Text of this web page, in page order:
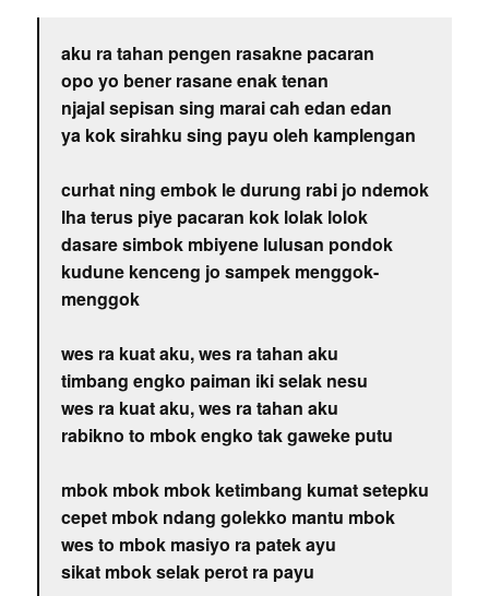
aku ra tahan pengen rasakne pacaran
opo yo bener rasane enak tenan
njajal sepisan sing marai cah edan edan
ya kok sirahku sing payu oleh kamplengan
curhat ning embok le durung rabi jo ndemok
lha terus piye pacaran kok lolak lolok
dasare simbok mbiyene lulusan pondok
kudune kenceng jo sampek menggok-
menggok
wes ra kuat aku, wes ra tahan aku
timbang engko paiman iki selak nesu
wes ra kuat aku, wes ra tahan aku
rabikno to mbok engko tak gaweke putu
mbok mbok mbok ketimbang kumat setepku
cepet mbok ndang golekko mantu mbok
wes to mbok masiyo ra patek ayu
sikat mbok selak perot ra payu